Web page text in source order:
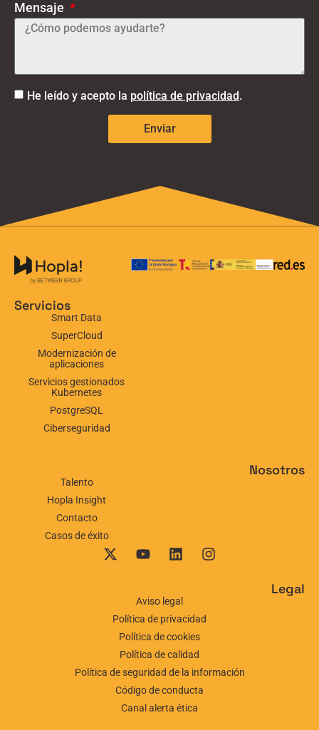
Mensaje
He leído y acepto la política de privacidad.
Enviar
Servicios
Smart Data
SuperCloud
Modernización de
aplicaciones
Servicios gestionados
Kubernetes
PostgreSQL
Ciberseguridad
Nosotros
Talento
Hopla Insight
Contacto
Casos de éxito
Legal
Aviso legal
Política de privacidad
Política de cookies
Política de calidad
Política de seguridad de la información
Código de conducta
Canal alerta ética